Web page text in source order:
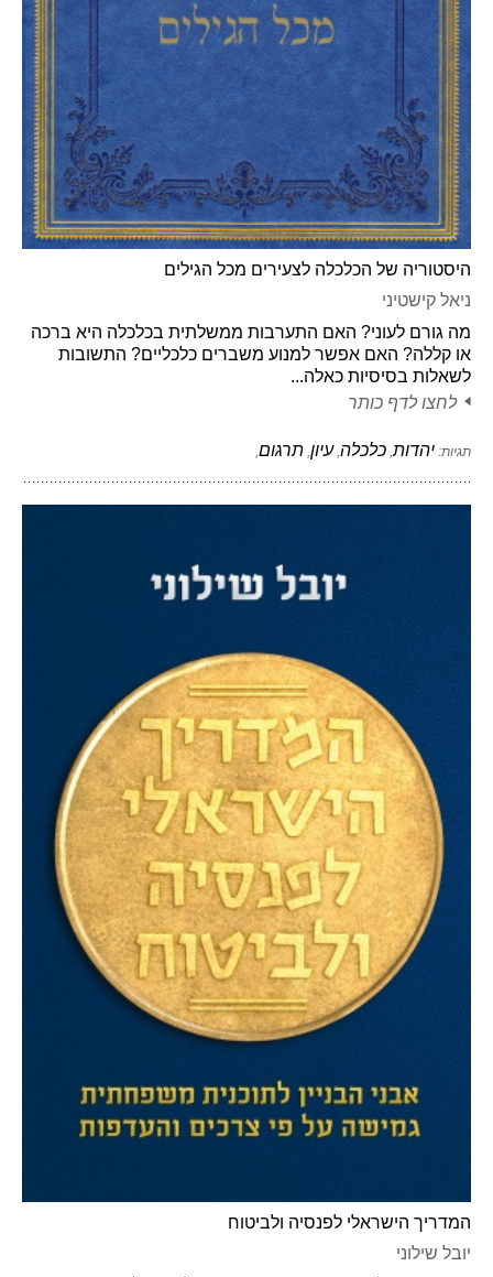
היסטוריה של הכלכלה לצעירים מכל הגילים
ניאל קישטיני
מה גורם לעוני? האם התערבות ממשלתית בכלכלה היא ברכה
או קללה? האם אפשר למנוע משברים כלכליים? התשובות
לשאלות בסיסיות כאלה...
לחצו לדף כותר
תגיות: יהדות כלכלה ,עיון תרגום
המדריך הישראלי לפנסיה ולביטוח
יובל שילוני